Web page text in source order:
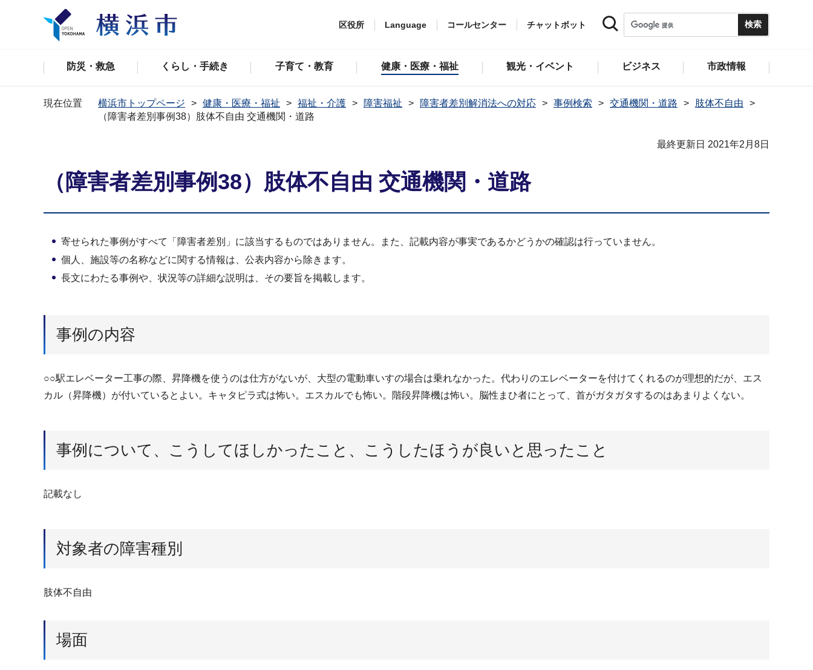
区役所 Language コールセンター チャットボット
防災・救急 くらし・手続き 子育て・教育 健康・医療・福祉 観光・イベント ビジネス 市政情報
現在位置 横浜市トップページ 健康・医療・福祉 福祉・介護 障害福祉 障害者差別解消法への対応 事例検索 交通機関・道路
肢体不自由
（障害者差別事例38）肢体不自由 交通機関・道路
最終更新日 2021年2月8日
（障害者差別事例38）肢体不自由 交通機関・道路
寄せられた事例がすべて「障害者差別」に該当するものではありません。また、記載内容が事実であるかどうかの確認は行っていません。
個人、施設等の名称などに関する情報は、公表内容から除きます。
長文にわたる事例や、状況等の詳細な説明は、その要旨を掲載します。
事例の内容
○○駅エレベーター工事の際、昇降機を使うのは仕方がないが、大型の電動車いすの場合は乗れなかった。代わりのエレベーターを付けてくれるのが理想的だが、エス
カル（昇降機）が付いているとよい。キャタピラ式は怖い。エスカルでも怖い。階段昇降機は怖い。脳性まひ者にとって、首がガタガタするのはあまりよくない。
事例について、こうしてほしかったこと、こうしたほうが良いと思ったこと
記載なし
対象者の障害種別
肢体不自由
場面